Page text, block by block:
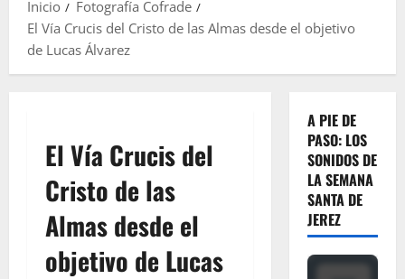
Inicio
Fotografía Cofrade
El Vía Crucis del Cristo de las Almas desde el objetivo
de Lucas Álvarez
El Vía Crucis del
Cristo de las
Almas desde el
objetivo de Lucas
A PIE DE
PASO: LOS
SONIDOS DE
LA SEMANA
SANTA DE
JEREZ